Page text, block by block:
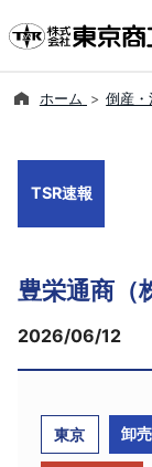
ホーム 倒産・
TSR速報
豊栄通商（
2026/06/12
東京 卸